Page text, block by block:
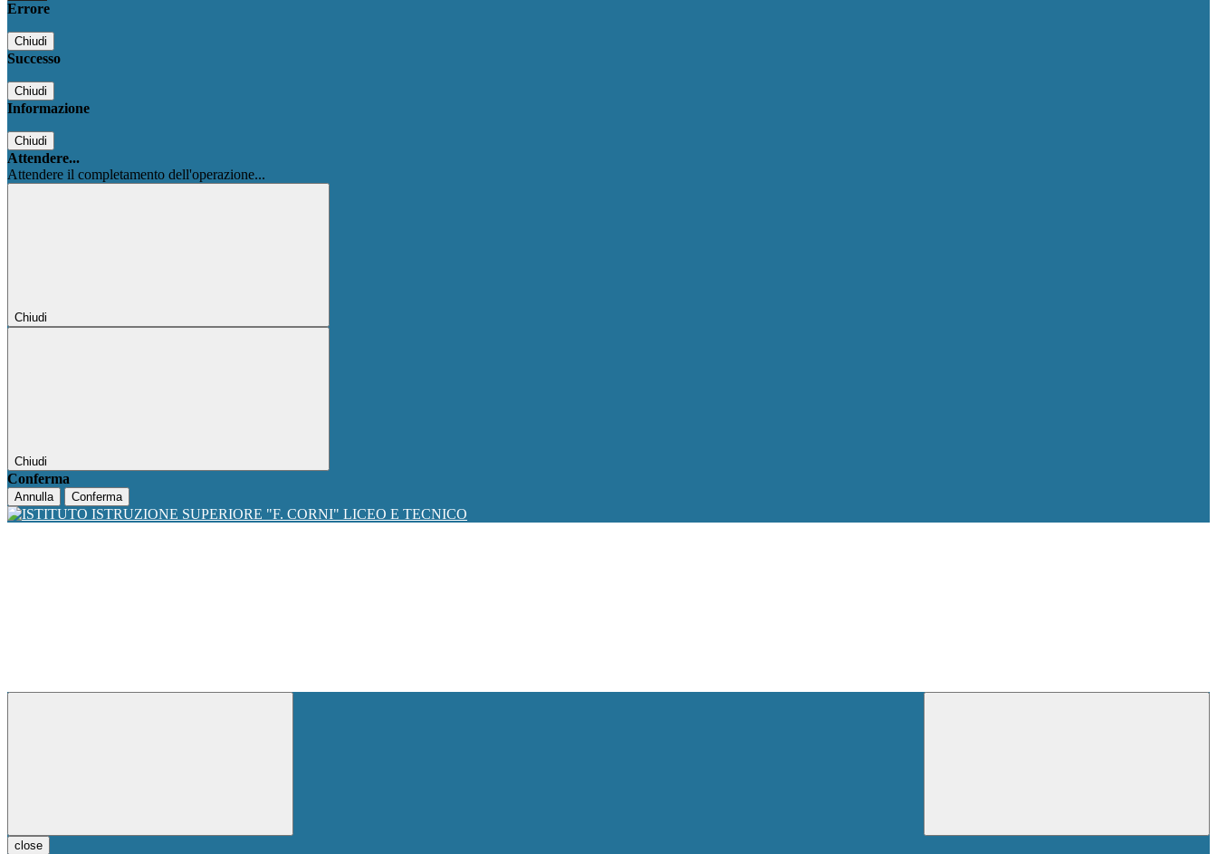
Errore
Chiudi
Successo
Chiudi
Informazione
Chiudi
Attendere...
Attendere il completamento dell'operazione...
Chiudi
Chiudi
Conferma
Annulla Conferma
close